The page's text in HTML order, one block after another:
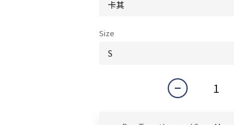
Size